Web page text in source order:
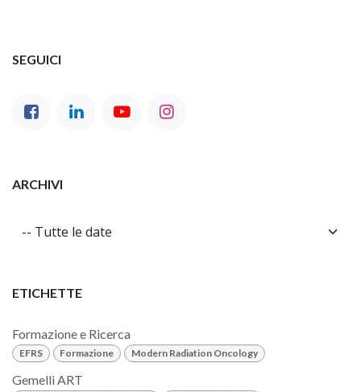
SEGUICI
ARCHIVI
ETICHETTE
Formazione e Ricerca
EFRS Formazione Modern Radiation Oncology
Gemelli ART